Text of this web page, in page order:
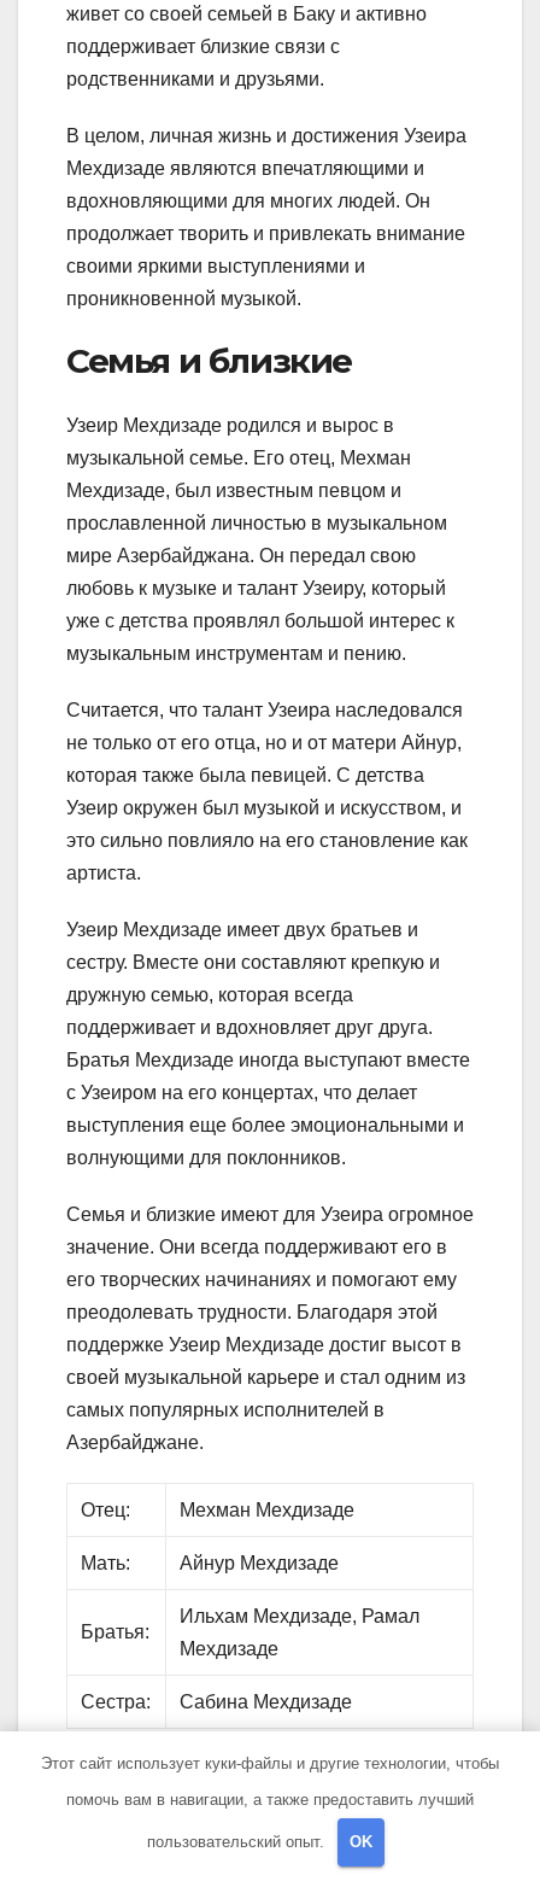
живет со своей семьей в Баку и активно
поддерживает близкие связи с
родственниками и друзьями.
В целом, личная жизнь и достижения Узеира
Мехдизаде являются впечатляющими и
вдохновляющими для многих людей. Он
продолжает творить и привлекать внимание
своими яркими выступлениями и
проникновенной музыкой.
Семья и близкие
Узеир Мехдизаде родился и вырос в
музыкальной семье. Его отец, Мехман
Мехдизаде, был известным певцом и
прославленной личностью в музыкальном
мире Азербайджана. Он передал свою
любовь к музыке и талант Узеиру, который
уже с детства проявлял большой интерес к
музыкальным инструментам и пению.
Считается, что талант Узеира наследовался
не только от его отца, но и от матери Айнур,
которая также была певицей. С детства
Узеир окружен был музыкой и искусством, и
это сильно повлияло на его становление как
артиста.
Узеир Мехдизаде имеет двух братьев и
сестру. Вместе они составляют крепкую и
дружную семью, которая всегда
поддерживает и вдохновляет друг друга.
Братья Мехдизаде иногда выступают вместе
с Узеиром на его концертах, что делает
выступления еще более эмоциональными и
волнующими для поклонников.
Семья и близкие имеют для Узеира огромное
значение. Они всегда поддерживают его в
его творческих начинаниях и помогают ему
преодолевать трудности. Благодаря этой
поддержке Узеир Мехдизаде достиг высот в
своей музыкальной карьере и стал одним из
самых популярных исполнителей в
Азербайджане.
Отец: Мехман Мехдизаде
Мать: Айнур Мехдизаде
Братья:
Ильхам Мехдизаде, Рамал
Мехдизаде
Сестра: Сабина Мехдизаде
Вопрос-ответ:
Какими достижениями
Этот сайт использует куки-файлы и другие технологии, чтобы
помочь вам в навигации, а также предоставить лучший
пользовательский опыт. OK